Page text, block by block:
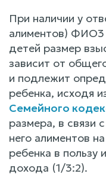
При наличии у
алиментов) ФИО3
детей размер
зависит от
и подлежит
ребенка, исходя
Семейного
размера, в связи
него алиментов
ребенка в пользу
дохода (1/3:2).